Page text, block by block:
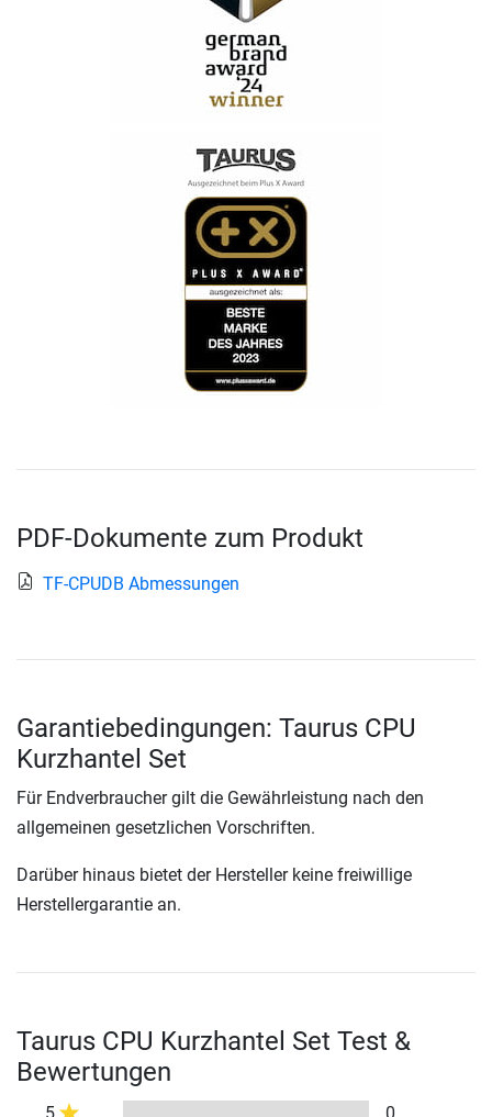
PDF-Dokumente zum Produkt
TF-CPUDB Abmessungen
Garantiebedingungen: Taurus CPU
Kurzhantel Set
Für Endverbraucher gilt die Gewährleistung nach den
allgemeinen gesetzlichen Vorschriften.
Darüber hinaus bietet der Hersteller keine freiwillige
Herstellergarantie an.
Taurus CPU Kurzhantel Set Test &
Bewertungen